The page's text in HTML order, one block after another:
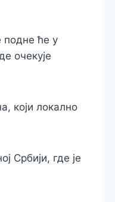
ће у
очекује
који локално
Србији, где је